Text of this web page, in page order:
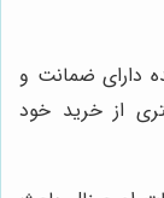
دارای ضمانت و
از خرید خود